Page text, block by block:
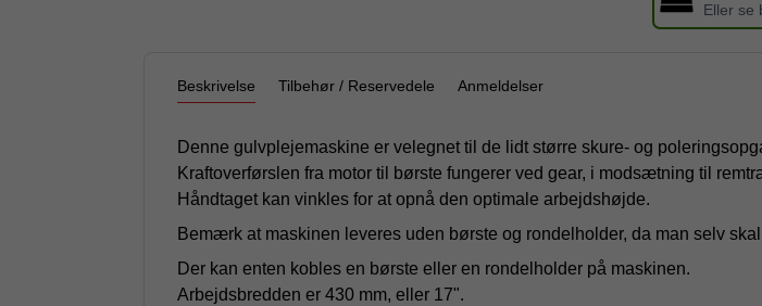
Eller se
Beskrivelse Tilbehør / Reservedele Anmeldelser
Denne gulvplejemaskine er velegnet til de lidt større skure- og
Kraftoverførslen fra motor til børste fungerer ved gear, i modsætning til
Håndtaget kan vinkles for at opnå den optimale arbejdshøjde.
Bemærk at maskinen leveres uden børste og rondelholder, da man selv
Der kan enten kobles en børste eller en rondelholder på maskinen.
Arbejdsbredden er 430 mm, eller 17".